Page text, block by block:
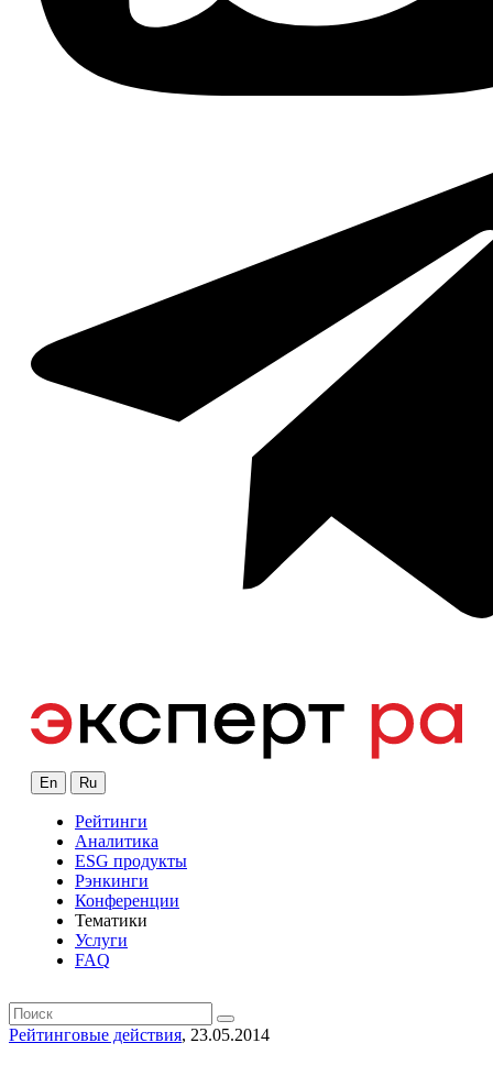
En Ru
Рейтинги
Аналитика
ESG продукты
Рэнкинги
Конференции
Тематики
Услуги
FAQ
Рейтинговые действия, 23.05.2014